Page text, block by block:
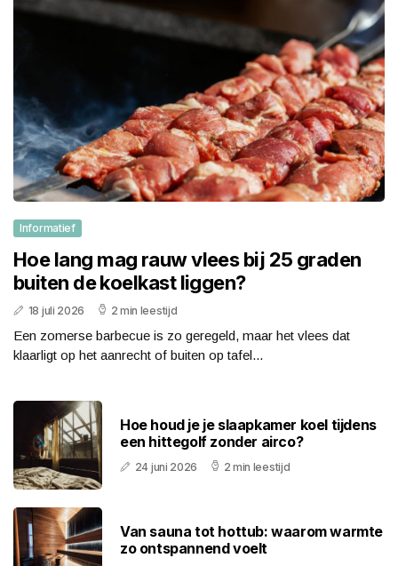
Informatief
Hoe lang mag rauw vlees bij 25 graden
buiten de koelkast liggen?
18 juli 2026 2 min leestijd
Een zomerse barbecue is zo geregeld, maar het vlees dat
klaarligt op het aanrecht of buiten op tafel...
Hoe houd je je slaapkamer koel tijdens
een hittegolf zonder airco?
24 juni 2026 2 min leestijd
Van sauna tot hottub: waarom warmte
zo ontspannend voelt